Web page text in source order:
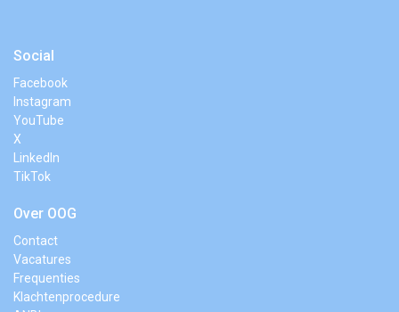
Social
Facebook
Instagram
YouTube
X
LinkedIn
TikTok
Over OOG
Contact
Vacatures
Frequenties
Klachtenprocedure